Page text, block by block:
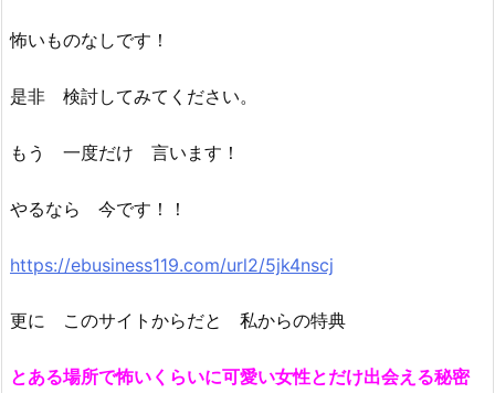
怖いものなしです！
是非 検討してみてください。
もう 一度だけ 言います！
やるなら 今です！！
https://ebusiness119.com/url2/5jk4nscj
更に このサイトからだと 私からの特典
とある場所で怖いくらいに可愛い女性とだけ出会える秘密